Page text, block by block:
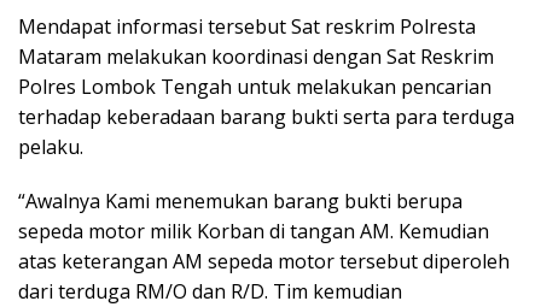
Mendapat informasi tersebut Sat reskrim Polresta
Mataram melakukan koordinasi dengan Sat Reskrim
Polres Lombok Tengah untuk melakukan pencarian
terhadap keberadaan barang bukti serta para terduga
pelaku.
“Awalnya Kami menemukan barang bukti berupa
sepeda motor milik Korban di tangan AM. Kemudian
atas keterangan AM sepeda motor tersebut diperoleh
dari terduga RM/O dan R/D. Tim kemudian